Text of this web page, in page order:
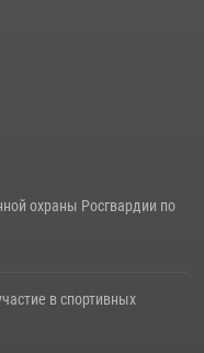
охраны Росгвардии по
в спортивных